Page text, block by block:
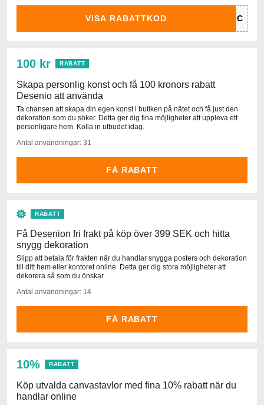
VISA RABATTKOD
100 kr RABATT
Skapa personlig konst och få 100 kronors rabatt
Desenio att använda
Ta chansen att skapa din egen konst i butiken på nätet och få just den
dekoration som du söker. Detta ger dig fina möjligheter att uppleva ett
personligare hem. Kolla in utbudet idag.
Antal användningar: 31
FÅ RABATT
RABATT
Få Desenion fri frakt på köp över 399 SEK och hitta
snygg dekoration
Slipp att betala för frakten när du handlar snygga posters och dekoration
till ditt hem eller kontoret online. Detta ger dig stora möjligheter att
dekorera så som du önskar.
Antal användningar: 14
FÅ RABATT
10% RABATT
Köp utvalda canvastavlor med fina 10% rabatt när du
handlar online